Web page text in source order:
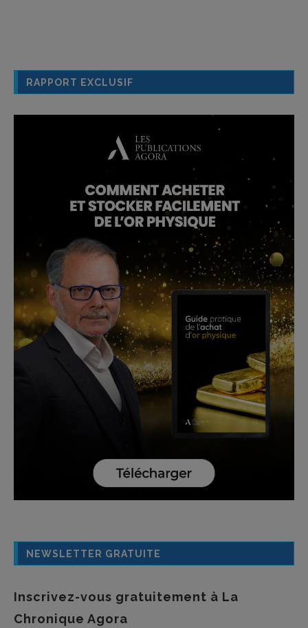
RAPPORT EXCLUSIF
NEWSLETTER GRATUITE
Inscrivez-vous gratuitement à La
Chronique Agora